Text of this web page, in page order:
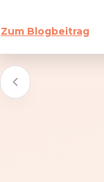
Zum Blogbeitrag